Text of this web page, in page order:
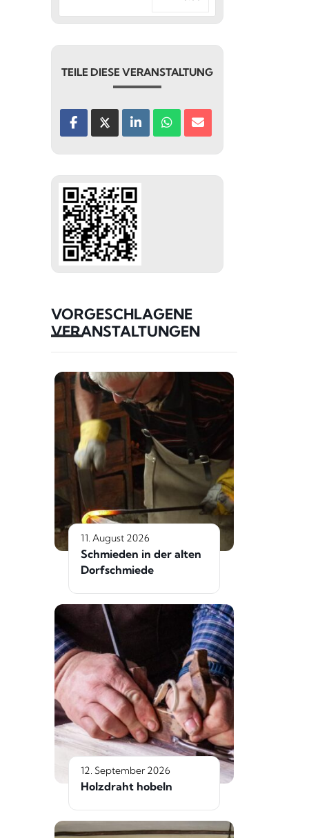
TEILE DIESE VERANSTALTUNG
VORGESCHLAGENE
VERANSTALTUNGEN
11. August 2026
Schmieden in der alten
Dorfschmiede
12. September 2026
Holzdraht hobeln